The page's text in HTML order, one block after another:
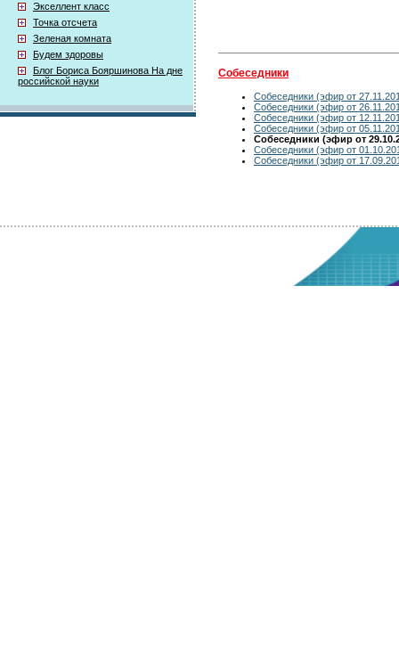
Экселлент класс
Точка отсчета
Зеленая комната
Будем здоровы
Блог Бориса Бояршинова На дне
российской науки
Собеседники
Собеседники (эфир от
Собеседники (эфир от
Собеседники (эфир от
Собеседники (эфир от
Собеседники (эфир от
Собеседники (эфир от
Собеседники (эфир от